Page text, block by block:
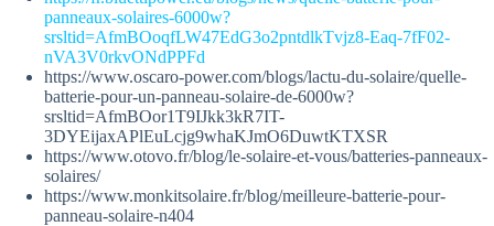
panneaux-solaires-6000w?
srsltid=AfmBOoqfLW47EdG3o2pntdlkTvjz8-Eaq-7fF02-
nVA3V0rkvONdPPFd
https://www.oscaro-power.com/blogs/lactu-du-solaire/quelle-
batterie-pour-un-panneau-solaire-de-6000w?
srsltid=AfmBOor1T9IJkk3kR7IT-
3DYEijaxAPlEuLcjg9whaKJmO6DuwtKTXSR
https://www.otovo.fr/blog/le-solaire-et-vous/batteries-panneaux-
solaires/
https://www.monkitsolaire.fr/blog/meilleure-batterie-pour-
panneau-solaire-n404